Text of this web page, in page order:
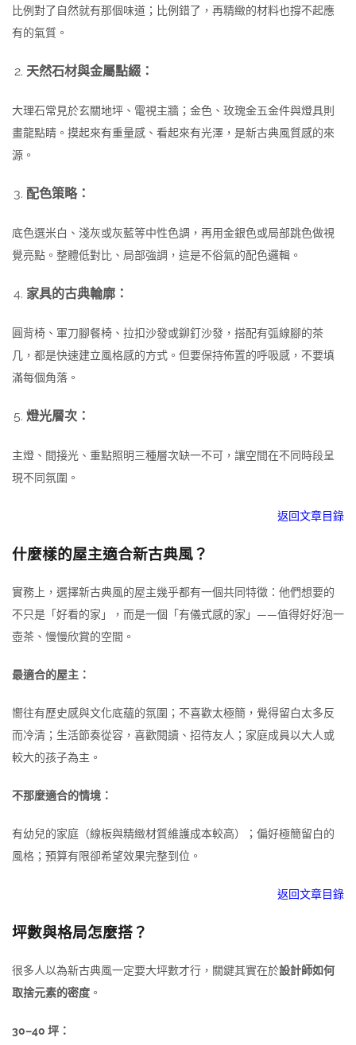
比例對了自然就有那個味道；比例錯了，再精緻的材料也撐不起應
有的氣質。
天然石材與金屬點綴：
大理石常見於玄關地坪、電視主牆；金色、玫瑰金五金件與燈具則
畫龍點睛。摸起來有重量感、看起來有光澤，是新古典風質感的來
源。
配色策略：
底色選米白、淺灰或灰藍等中性色調，再用金銀色或局部跳色做視
覺亮點。整體低對比、局部強調，這是不俗氣的配色邏輯。
家具的古典輪廓：
圓背椅、軍刀腳餐椅、拉扣沙發或鉚釘沙發，搭配有弧線腳的茶
几，都是快速建立風格感的方式。但要保持佈置的呼吸感，不要填
滿每個角落。
燈光層次：
主燈、間接光、重點照明三種層次缺一不可，讓空間在不同時段呈
現不同氛圍。
返回文章目錄
什麼樣的屋主適合新古典風？
實務上，選擇新古典風的屋主幾乎都有一個共同特徵：他們想要的
不只是「好看的家」，而是一個「有儀式感的家」——值得好好泡一
壺茶、慢慢欣賞的空間。
最適合的屋主：
嚮往有歷史感與文化底蘊的氛圍；不喜歡太極簡，覺得留白太多反
而冷清；生活節奏從容，喜歡閱讀、招待友人；家庭成員以大人或
較大的孩子為主。
不那麼適合的情境：
有幼兒的家庭（線板與精緻材質維護成本較高）；偏好極簡留白的
風格；預算有限卻希望效果完整到位。
返回文章目錄
坪數與格局怎麼搭？
很多人以為新古典風一定要大坪數才行，關鍵其實在於設計師如何
取捨元素的密度 。
30–40 坪：